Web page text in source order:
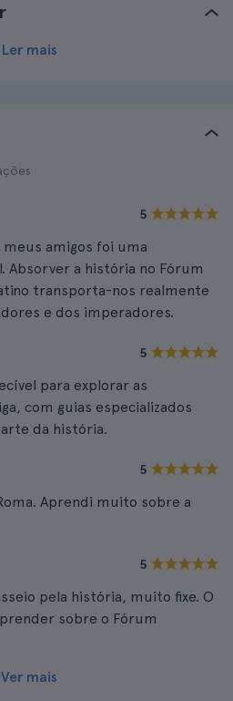
Ler mais
5
amigos foi uma
Absorver a história no Fórum
transporta-nos realmente
e dos imperadores.
5
para explorar as
com guias especializados
da história.
5
Aprendi muito sobre a
5
pela história, muito fixe. O
sobre o Fórum
Ver mais